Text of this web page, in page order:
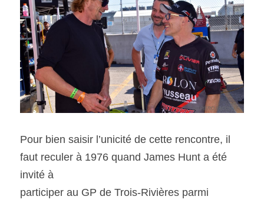
Pour bien saisir l’unicité de cette rencontre, il
faut reculer à 1976 quand James Hunt a été
invité à
participer au GP de Trois-Rivières parmi